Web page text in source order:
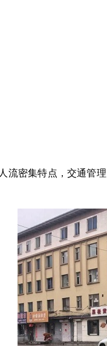
密集特点，交通管理